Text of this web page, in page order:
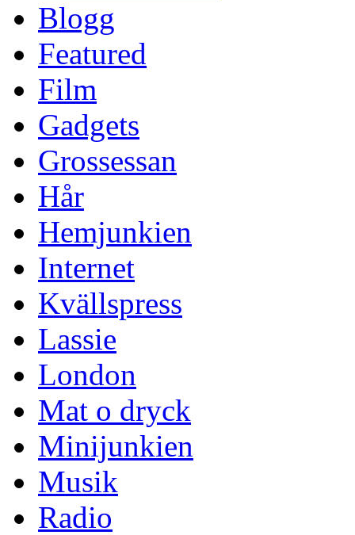
Blogg
Featured
Film
Gadgets
Grossessan
Hår
Hemjunkien
Internet
Kvällspress
Lassie
London
Mat o dryck
Minijunkien
Musik
Radio